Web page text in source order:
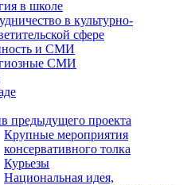
в школе
в культурно-
сфере
и СМИ
СМИ
предыдущего проекта
Крупные мероприятия
консервативного толка
Курьезы
Национальная идея,